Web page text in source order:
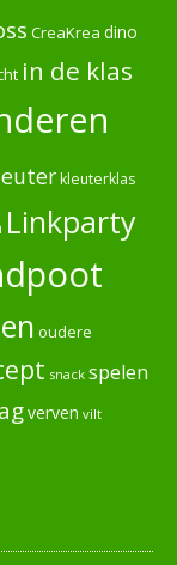
CreaKrea dino
in de klas
kleuterklas
Linkparty
oudere
snack spelen
verven vilt